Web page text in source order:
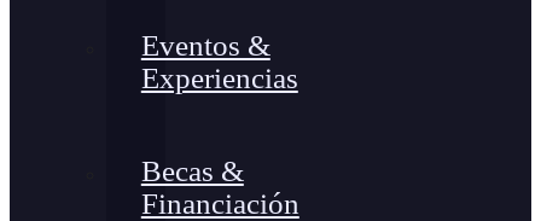
Eventos &
Experiencias
Becas &
Financiación